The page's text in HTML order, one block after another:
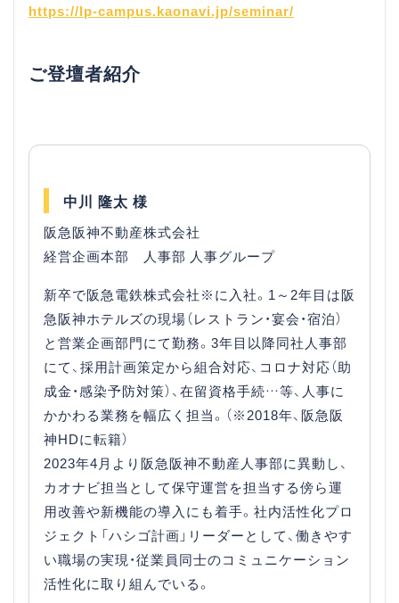
https://lp-campus.kaonavi.jp/seminar/
ご登壇者紹介
中川 隆太 様
阪急阪神不動産株式会社
経営企画本部 人事部 人事グループ
新卒で阪急電鉄株式会社※に入社。1～2年目は阪
急阪神ホテルズの現場（レストラン・宴会・宿泊）
と営業企画部門にて勤務。3年目以降同社人事部
にて、採用計画策定から組合対応、コロナ対応（助
成金・感染予防対策）、在留資格手続…等、人事に
かかわる業務を幅広く担当。（※2018年、阪急阪
神HDに転籍）
2023年4月より阪急阪神不動産人事部に異動し、
カオナビ担当として保守運営を担当する傍ら運
用改善や新機能の導入にも着手。社内活性化プロ
ジェクト「ハシゴ計画」リーダーとして、働きやす
い職場の実現・従業員同士のコミュニケーション
活性化に取り組んでいる。